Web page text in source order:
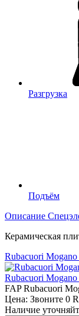
Разгрузка
Подъём
Описание
Керамическая
Rubacuori
Rubacuori
FAP Rubacuori
Цена: Звоните 0
Наличие